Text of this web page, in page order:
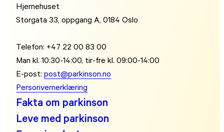
Hjernehuset
Storgata 33, oppgang A, 0184 Oslo
Telefon: +47 22 00 83 00
Man kl. 10:30-14:00, tir-fre kl. 09:00-14:00
E-post:post@parkinson.no
Personvernerklæring
Fakta om parkinson
Leve med parkinson